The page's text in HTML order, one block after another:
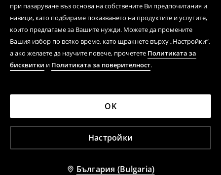
при пазаруване въз основа на собствените Ви предпочитания и
навици, като подбираме показването на продуктите и услугите,
които предлагаме за Вашите нужди. Можете да промените
Вашия избор по всяко време, като щракнете върху „Настройки“,
а ако желаете да научите повече, прочетете Политиката за
бисквитки и Политиката за поверителност.
Настройки
OK
България (Bulgaria)